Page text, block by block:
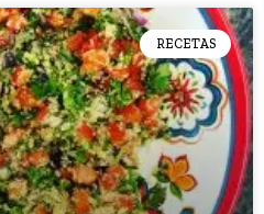
RECETAS